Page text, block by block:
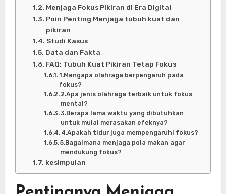
Menjaga Fokus Pikiran di Era Digital
Poin Penting Menjaga tubuh kuat dan
pikiran
Studi Kasus
Data dan Fakta
FAQ: Tubuh Kuat Pikiran Tetap Fokus
1.Mengapa olahraga berpengaruh pada
fokus?
2.Apa jenis olahraga terbaik untuk fokus
mental?
3.Berapa lama waktu yang dibutuhkan
untuk mulai merasakan efeknya?
4.Apakah tidur juga mempengaruhi fokus?
5.Bagaimana menjaga pola makan agar
mendukung fokus?
kesimpulan